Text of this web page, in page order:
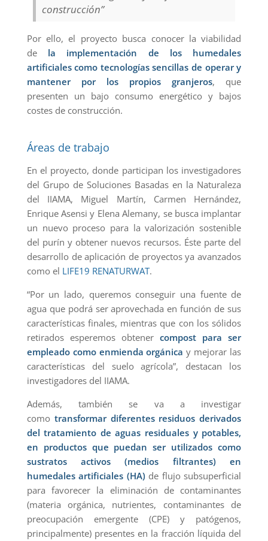
construcción”
Por ello, el proyecto busca conocer la viabilidad
de la implementación de los humedales
artificiales como tecnologías sencillas de operar y
mantener por los propios granjeros, que
presenten un bajo consumo energético y bajos
costes de construcción.
Áreas de trabajo
En el proyecto, donde participan los investigadores
del Grupo de Soluciones Basadas en la Naturaleza
del IIAMA, Miguel Martín, Carmen Hernández,
Enrique Asensi y Elena Alemany, se busca implantar
un nuevo proceso para la valorización sostenible
del purín y obtener nuevos recursos. Éste parte del
desarrollo de aplicación de proyectos ya avanzados
como el LIFE19 RENATURWAT.
“Por un lado, queremos conseguir una fuente de
agua que podrá ser aprovechada en función de sus
características finales, mientras que con los sólidos
retirados esperemos obtenercompost para ser
empleado como enmienda orgánica y mejorar las
características del suelo agrícola”, destacan los
investigadores del IIAMA.
Además, también se va a investigar
como transformar diferentes residuos derivados
del tratamiento de aguas residuales y potables,
en productos que puedan ser utilizados como
sustratos activos (medios filtrantes) en
humedales artificiales (HA)de flujo subsuperficial
para favorecer la eliminación de contaminantes
(materia orgánica, nutrientes, contaminantes de
preocupación emergente (CPE) y patógenos,
principalmente) presentes en la fracción líquida del